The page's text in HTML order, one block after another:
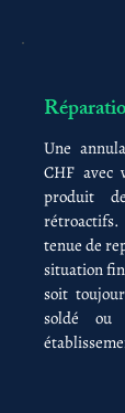
Une
CHF avec
produit
rétroactifs.
tenue de
situation
soit
soldé ou